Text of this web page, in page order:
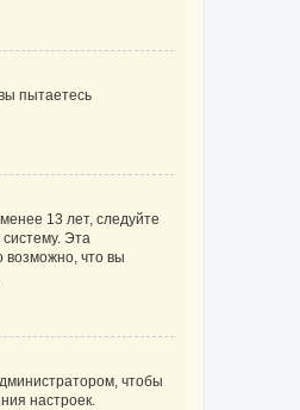
пытаетесь
13 лет, следуйте
Эта
возможно, что вы
чтобы
настроек.